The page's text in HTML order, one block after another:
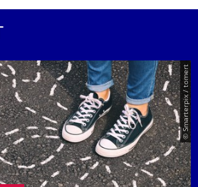
© Smarterpix / tomert